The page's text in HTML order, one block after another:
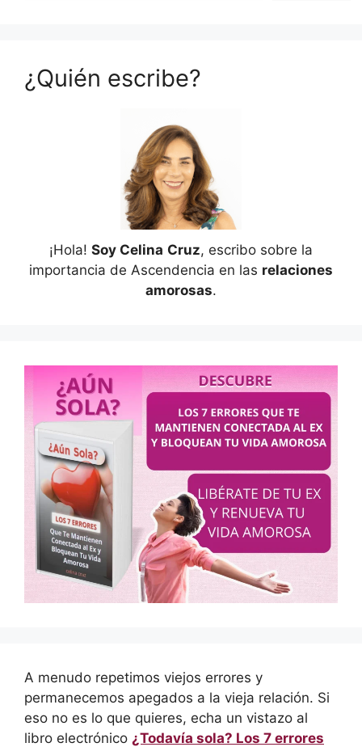
¿Quién escribe?
¡Hola! Soy Celina Cruz, escribo sobre la
importancia de Ascendencia en las relaciones
amorosas.
A menudo repetimos viejos errores y
permanecemos apegados a la vieja relación. Si
eso no es lo que quieres, echa un vistazo al
libro electrónico ¿Todavía sola? Los 7 errores